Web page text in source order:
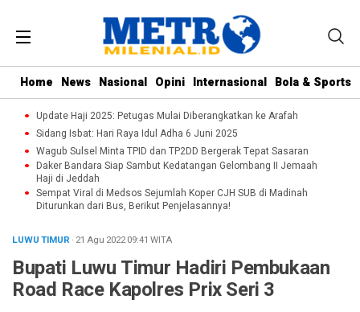
Home News Nasional Opini Internasional Bola & Sports
Update Haji 2025: Petugas Mulai Diberangkatkan ke Arafah
Sidang Isbat: Hari Raya Idul Adha 6 Juni 2025
Wagub Sulsel Minta TPID dan TP2DD Bergerak Tepat Sasaran
Daker Bandara Siap Sambut Kedatangan Gelombang II Jemaah
Haji di Jeddah
Sempat Viral di Medsos Sejumlah Koper CJH SUB di Madinah
Diturunkan dari Bus, Berikut Penjelasannya!
LUWU TIMUR · 21 Agu 202209:41 WITA
Bupati Luwu Timur Hadiri Pembukaan
Road Race Kapolres Prix Seri 3